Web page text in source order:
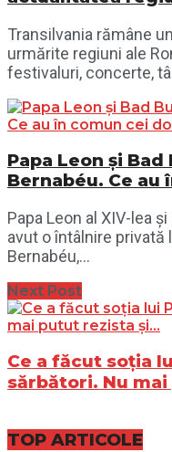
Transilvania rămâne
urmărite regiuni ale
festivaluri, concerte,
Papa Leon și
Bernabéu. Ce au
Papa Leon al XIV-lea
avut o întâlnire privată
Bernabéu,...
Next Post
Ce a făcut soția
sărbători. Nu
TOP ARTICOLE